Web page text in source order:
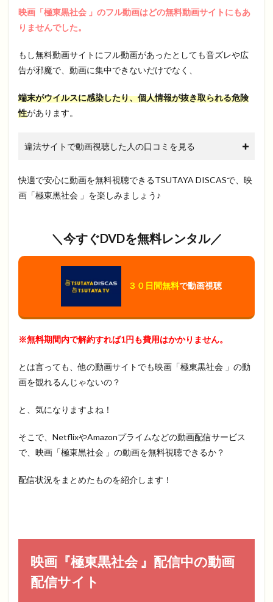
映画「極東黒社会 」のフル動画はどの無料動画サイトにもあ
りませんでした。
もし無料動画サイトにフル動画があったとしても音ズレや広
告が邪魔で、動画に集中できないだけでなく、
端末がウイルスに感染したり、個人情報が抜き取られる危険
性があります。
違法サイトで動画視聴した人の口コミを見る
快適で安心に動画を無料視聴できるTSUTAYA DISCASで、映
画「極東黒社会 」を楽しみましょう♪
＼今すぐDVDを無料レンタル／
３０日間無料で動画視聴
※無料期間内で解約すれば1円も費用はかかりません。
とは言っても、他の動画サイトでも映画「極東黒社会 」の動
画を観れるんじゃないの？
と、気になりますよね！
そこで、NetflixやAmazonプライムなどの動画配信サービス
で、映画「極東黒社会 」の動画を無料視聴できるか？
配信状況をまとめたものを紹介します！
映画『極東黒社会 』配信中の動画
配信サイト